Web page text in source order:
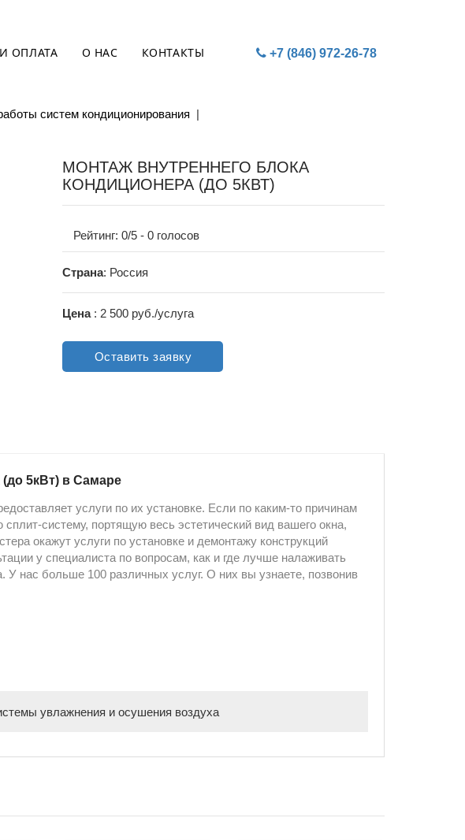
ОПЛАТА О НАС КОНТАКТЫ +7 (846) 972-26-78
систем кондиционирования |
МОНТАЖ ВНУТРЕННЕГО БЛОКА
КОНДИЦИОНЕРА (ДО 5КВТ)
Рейтинг:0/5 -0 голосов
Страна: Россия
Цена : 2 500 руб./услуга
Оставить заявку
5кВт) в Самаре
услуги по их установке. Если по каким-то причинам
систему, портящую весь эстетический вид вашего окна,
окажут услуги по установке и демонтажу конструкций
у специалиста по вопросам, как и где лучше налаживать
нас больше 100 различных услуг. О них вы узнаете, позвонив
увлажнения и осушения воздуха